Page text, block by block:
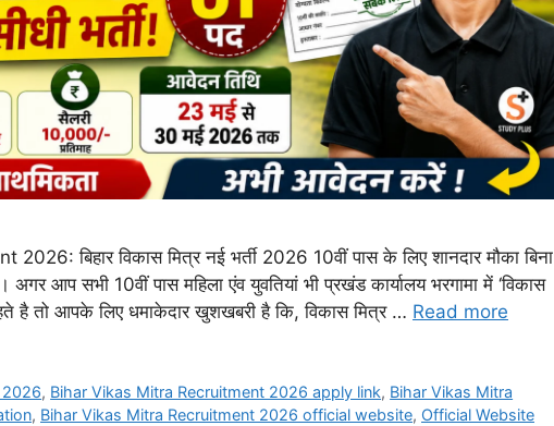
बिहार विकास मित्र नई भर्ती 2026 10वीं पास के लिए शानदार मौका बिना
अगर आप सभी 10वीं पास महिला एंव युवतियां भी प्रखंड कार्यालय भरगामा में ‘विकास
है तो आपके लिए धमाकेदार खुशखबरी है कि, विकास मित्र … Read more
2026, Bihar Vikas Mitra Recruitment 2026 apply link, Bihar Vikas Mitra
, Bihar Vikas Mitra Recruitment 2026 official website, Official Website